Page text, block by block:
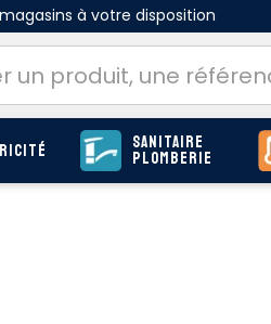
à votre disposition
Sanitaire
Plomberie